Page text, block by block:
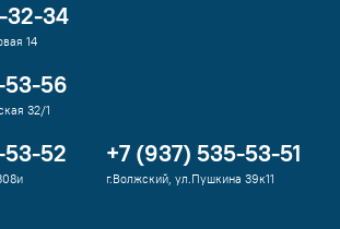
32-34
14
53-56
32/1
53-52 +7 (937) 535-53-51
г.Волжский, ул.Пушкина 39к11